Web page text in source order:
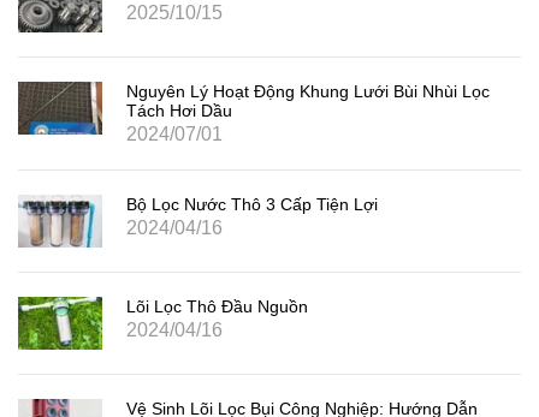
2025/10/15
Nguyên Lý Hoạt Động Khung Lưới Bùi Nhùi Lọc
Tách Hơi Dầu
2024/07/01
Bộ Lọc Nước Thô 3 Cấp Tiện Lợi
2024/04/16
Lõi Lọc Thô Đầu Nguồn
2024/04/16
Vệ Sinh Lõi Lọc Bụi Công Nghiệp: Hướng Dẫn